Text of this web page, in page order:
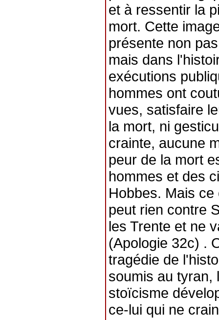
et à ressentir la
mort. Cette
présente non
mais dans
exécutions
hommes ont
vues, satisfaire
la mort, ni
crainte, aucune
peur de la mort
hommes et des
Hobbes. Mais
peut rien contre
les Trente et ne
(Apologie 32c) .
tragédie de
soumis au tyran,
stoïcisme
ce-lui qui ne